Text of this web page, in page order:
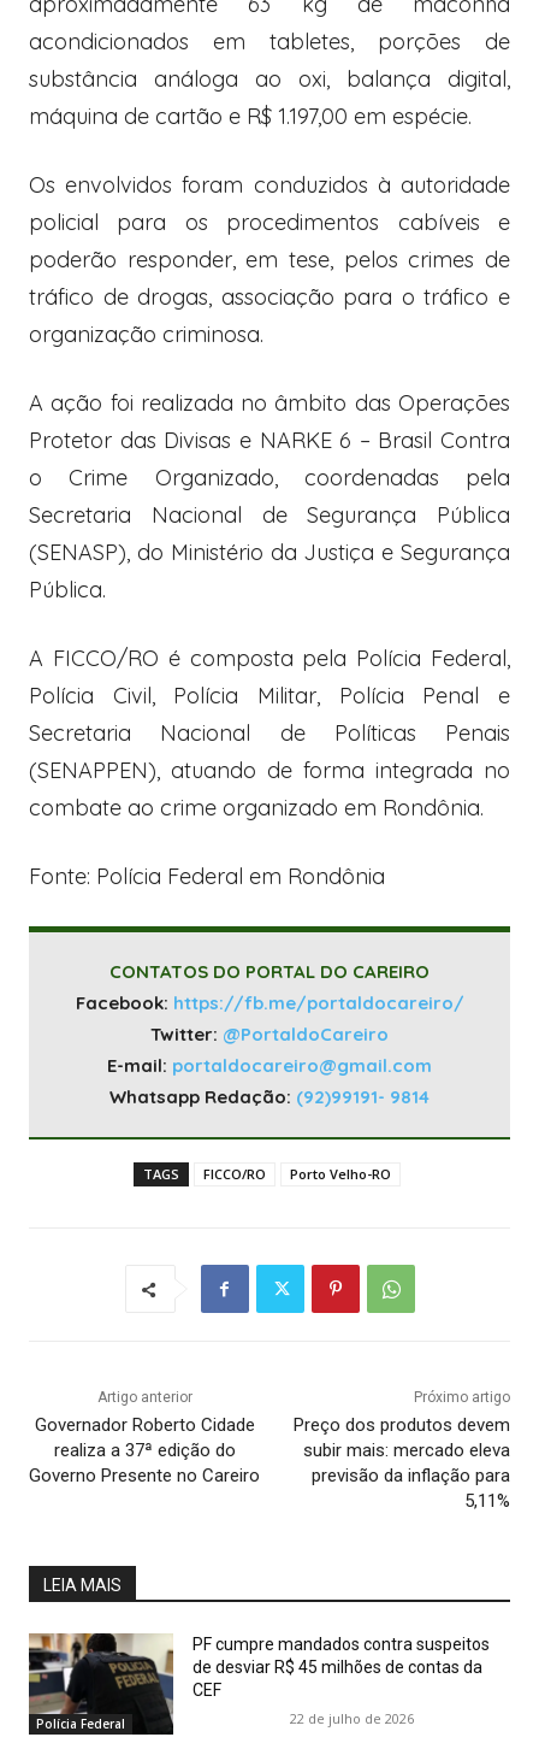
acondicionados em tabletes, porções de
substância análoga ao oxi, balança digital,
máquina de cartão e R$ 1.197,00 em espécie.
Os envolvidos foram conduzidos à autoridade
policial para os procedimentos cabíveis e
poderão responder, em tese, pelos crimes de
tráfico de drogas, associação para o tráfico e
organização criminosa.
A ação foi realizada no âmbito das Operações
Protetor das Divisas e NARKE 6 – Brasil Contra
o Crime Organizado, coordenadas pela
Secretaria Nacional de Segurança Pública
(SENASP), do Ministério da Justiça e Segurança
Pública.
A FICCO/RO é composta pela Polícia Federal,
Polícia Civil, Polícia Militar, Polícia Penal e
Secretaria Nacional de Políticas Penais
(SENAPPEN), atuando de forma integrada no
combate ao crime organizado em Rondônia.
Fonte: Polícia Federal em Rondônia
CONTATOS DO PORTAL DO CAREIRO
Facebook: https://fb.me/portaldocareiro/
Twitter: @PortaldoCareiro
E-mail: portaldocareiro@gmail.com
Whatsapp Redação: (92)99191- 9814
TAGS FICCO/RO Porto Velho-RO
Artigo anterior
Governador Roberto Cidade
realiza a 37ª edição do
Governo Presente no Careiro
Próximo artigo
Preço dos produtos devem
subir mais: mercado eleva
previsão da inflação para
5,11%
LEIA MAIS
Polícia Federal
PF cumpre mandados contra suspeitos
de desviar R$ 45 milhões de contas da
CEF
22 de julho de 2026